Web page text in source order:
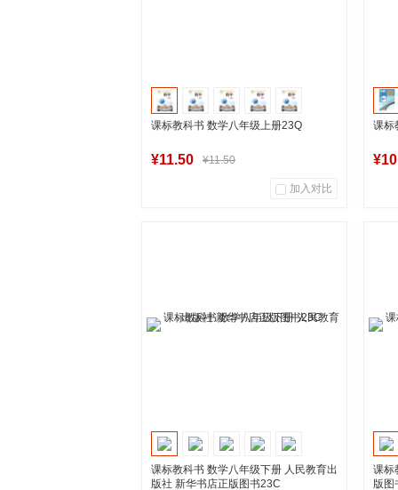
课标教科书 数学八年级上册23Q
¥11.50 ¥11.50
加入对比
课标
课标教科书 数学八年级下册 人民教育出
版社 新华书店正版图书23C
课标
版图